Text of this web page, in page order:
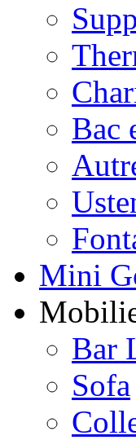
Bac
Mini
Bar
Sofa